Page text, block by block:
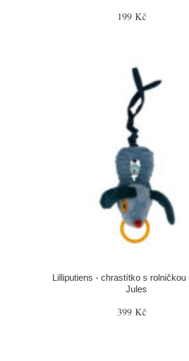
199 Kč
Lilliputiens - chrastítko s rolničkou
Jules
399 Kč